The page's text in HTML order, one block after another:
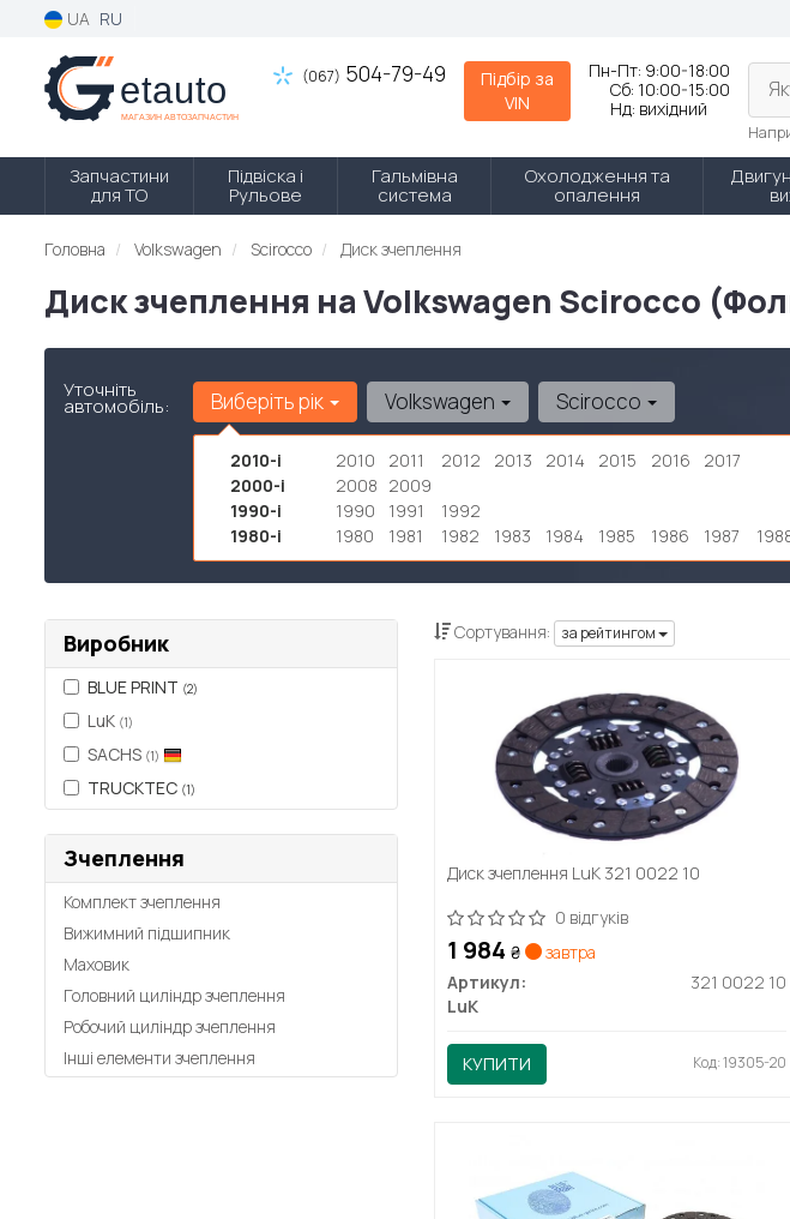
UA RU
(067) 504-79-49
Підбір за
VIN
Пн-Пт: 9:00-18:00
Сб: 10:00-15:00
Нд: вихідний
Запчастини
для ТО
Підвіска і
Рульове
Гальмівна
система
Охолодження та
опалення
Головна Volkswagen Scirocco Диск зчеплення
Диск зчеплення на Volkswagen Scirocco
Уточніть
автомобіль: Виберіть рік
2010-і 2010 2011 2012 2013 2014 2015 2016
2017
2000-і
2008 2009
1990-і
1990 1991
1992
1980-і
1980 1981 1982 1983 1984 1985 1986 1987
Volkswagen Scirocco
Виробник
BLUE PRINT (2)
LuK (1)
SACHS (1)
TRUCKTEC (1)
Зчеплення
Комплект зчеплення
Вижимний підшипник
Маховик
Головний циліндр зчеплення
Робочий циліндр зчеплення
Інші елементи зчеплення
Сортування: за рейтингом
Диск зчеплення LuK 321 0022 10
0 відгуків
1 984 ₴
завтра
Артикул:
321 0022 10
LuK
КУПИТИ Код: 19305-20